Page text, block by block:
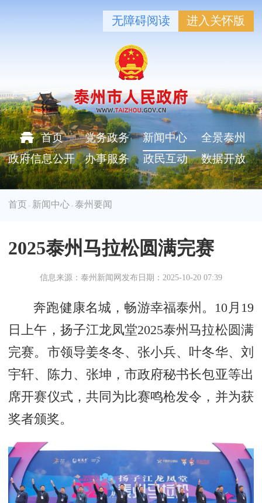
无障碍阅读 进入关怀版
首页 党务政务 新闻中心
全景泰州
政府信息公开
办事服务 政民互动 数据开放
首页 > 新闻中心 >泰州要闻
2025泰州马拉松圆满完赛
信息来源：泰州新闻网发布日期：2025-10-20 07:39
奔跑健康名城，畅游幸福泰州。10月19
日上午，扬子江龙凤堂2025泰州马拉松圆满
完赛。市领导姜冬冬、张小兵、叶冬华、刘
宇轩、陈力、张坤，市政府秘书长包亚等出
席开赛仪式，共同为比赛鸣枪发令，并为获
奖者颁奖。